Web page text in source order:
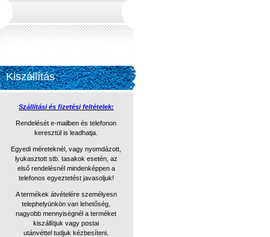
Kiszállítás
Szállítási és fizetési feltételek:
Rendelését e-mailben és telefonon
keresztül is leadhatja.
Egyedi méreteknél, vagy nyomdázott,
lyukasztott stb. tasakok esetén, az
első rendelésnél mindenképpen a
telefonos egyeztetést javasoljuk!
A termékek átvételére személyesn
telephelyünkön van lehetőség,
nagyobb mennyiségnél a terméket
kiszállítjuk vagy postai
utánvétteltudjuk kézbesíteni.